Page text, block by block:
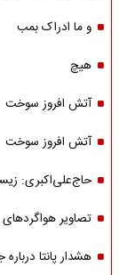
و ما ادراک بمب
هیچ
آتش افروز سوخت
آتش افروز سوخت
حاج‌علی‌اکبری:
تصاویر
هشدار پانتا